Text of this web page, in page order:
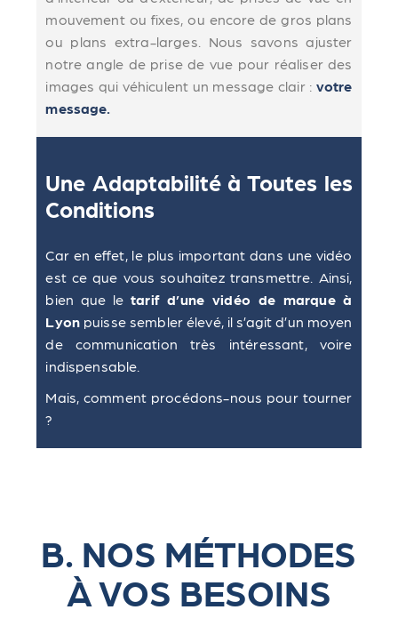
mouvement ou fixes, ou encore de gros plans
ou plans extra-larges. Nous savons ajuster
notre angle de prise de vue pour réaliser des
images qui véhiculent un message clair : votre
message.
Une Adaptabilité à Toutes les
Conditions
Car en effet, le plus important dans une vidéo
est ce que vous souhaitez transmettre. Ainsi,
bien que letarif d’une vidéo de marque à
Lyon puisse sembler élevé, il s’agit d’un moyen
de communication très intéressant, voire
indispensable.
Mais, comment procédons-nous pour tourner
?
B. NOS MÉTHODES
À VOS BESOINS